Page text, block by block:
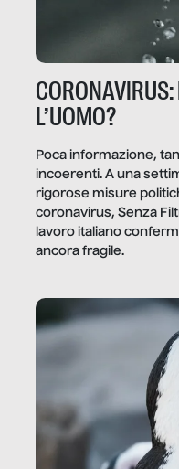
L’UOMO?
Poca informazione,
incoerenti. A una
rigorose misure
coronavirus, Senza
lavoro italiano
ancora fragile.